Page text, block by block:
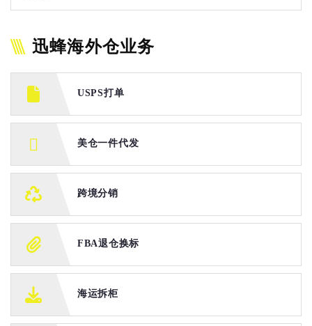
迅蜂海外仓业务
USPS打单
美仓一件代发
跨境分销
FBA退仓换标
海运拆柜